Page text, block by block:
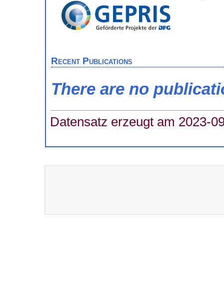
Recent Publications
There are no
Datensatz erzeugt am 2023-